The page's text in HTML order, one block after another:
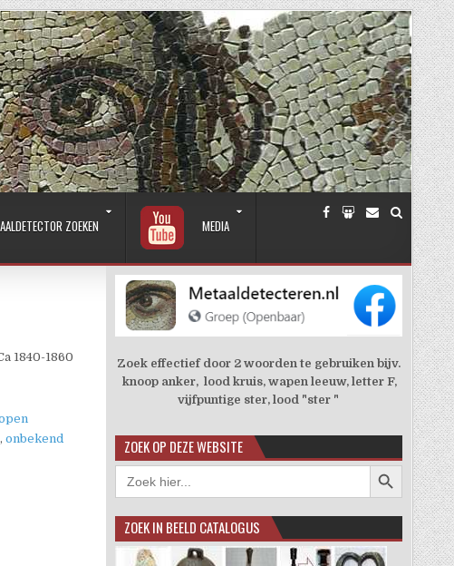
ZOEKEN MEDIA
1840-1860
,onbekend
Zoek effectief door 2 woorden te gebruiken bijv.
knoop anker, lood kruis, wapen leeuw, letter F,
vijfpuntige ster, lood "ster "
ZOEK OP DEZE WEBSITE
Zoek
naar:
Zoekknop
ZOEK IN BEELD CATALOGUS